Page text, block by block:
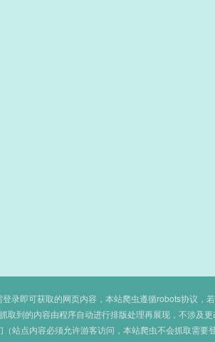
录即可获取的网页内容，本站爬虫遵循robots协议，
取到的内容由程序自动进行排版处理再展现，不涉及更
站点内容必须允许游客访问，本站爬虫不会抓取需要